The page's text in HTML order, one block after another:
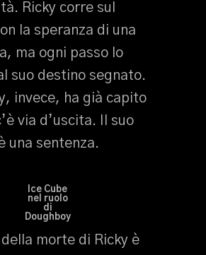
Ricky corre sul
la speranza di una
ma ogni passo lo
suo destino segnato.
invece, ha già capito
via d’uscita. Il suo
una sentenza.
Ice Cube
nel ruolo
di
Doughboy
della morte di Ricky è